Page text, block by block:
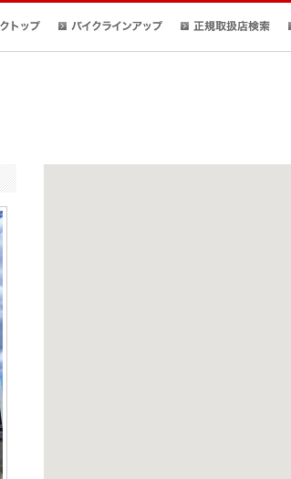
バイクトップ バイクラインアップ 正